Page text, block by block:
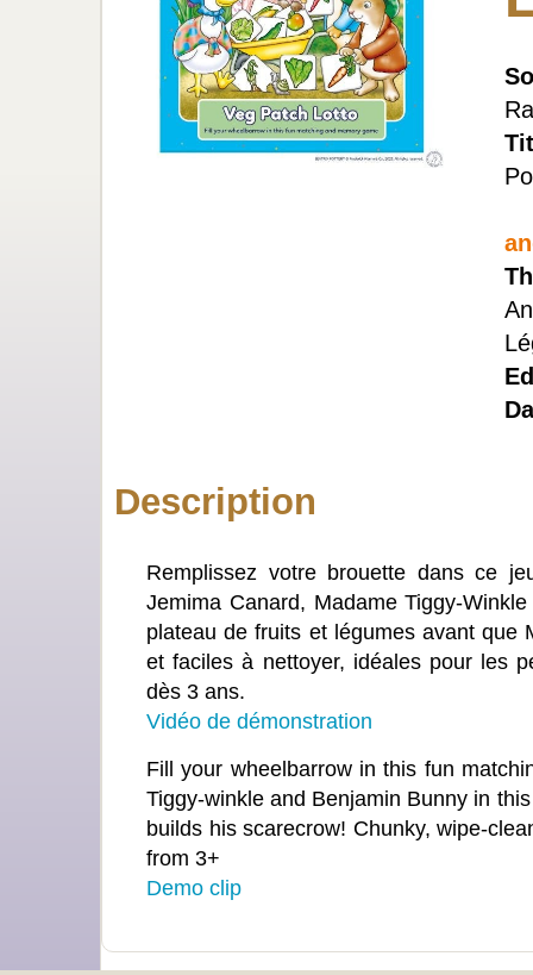
Description
Remplissez votre brouette dans ce
Jemima Canard, Madame Tiggy-
plateau de fruits et légumes avant que
et faciles à nettoyer, idéales pour les
dès 3 ans.
Vidéo de démonstration
Fill your wheelbarrow in this fun
Tiggy-winkle and Benjamin Bunny in
builds his scarecrow! Chunky, wipe-
from 3+
Demo clip